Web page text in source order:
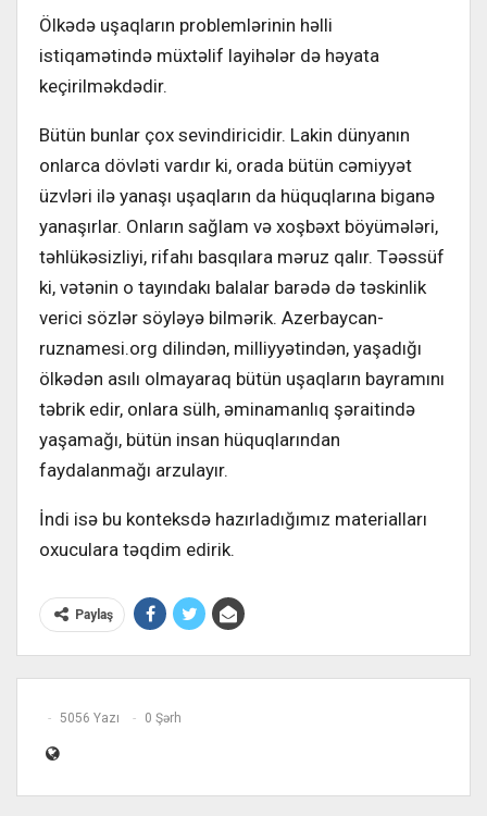
Ölkədə uşaqların problemlərinin həlli
istiqamətində müxtəlif layihələr də həyata
keçirilməkdədir.
Bütün bunlar çox sevindiricidir. Lakin dünyanın
onlarca dövləti vardır ki, orada bütün cəmiyyət
üzvləri ilə yanaşı uşaqların da hüquqlarına biganə
yanaşırlar. Onların sağlam və xoşbəxt böyümələri,
təhlükəsizliyi, rifahı basqılara məruz qalır. Təəssüf
ki, vətənin o tayındakı balalar barədə də təskinlik
verici sözlər söyləyə bilmərik. Azerbaycan-
ruznamesi.org dilindən, milliyyətindən, yaşadığı
ölkədən asılı olmayaraq bütün uşaqların bayramını
təbrik edir, onlara sülh, əminamanlıq şəraitində
yaşamağı, bütün insan hüquqlarından
faydalanmağı arzulayır.
İndi isə bu konteksdə hazırladığımız materialları
oxuculara təqdim edirik.
Paylaş
5056 Yazı 0 Şərh